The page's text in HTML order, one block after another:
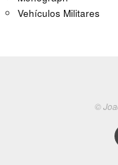
Vehículos Militares
©